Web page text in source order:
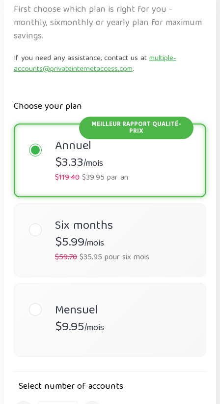
First choose which plan is right for you -
monthly, sixmonthly or yearly plan for maximum
savings.
If you need any assistance, contact us atmultiple-
accounts@privateinternetaccess.com.
Choose your plan
Annuel
$3.33/mois
$119.40$39.95 par an
Six months
$5.99/mois
$59.70$35.95 pour six mois
Mensuel
$9.95/mois
Select number of accounts